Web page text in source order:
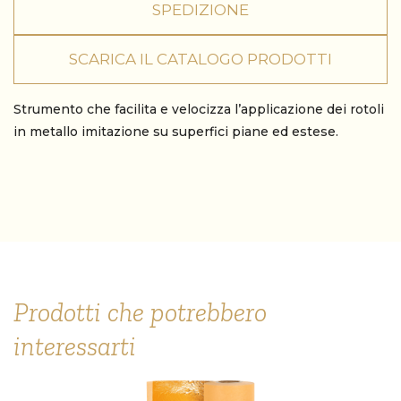
SPEDIZIONE
SCARICA IL CATALOGO PRODOTTI
Strumento che facilita e velocizza l’applicazione dei rotoli
in metallo imitazione su superfici piane ed estese.
Prodotti che potrebbero
interessarti